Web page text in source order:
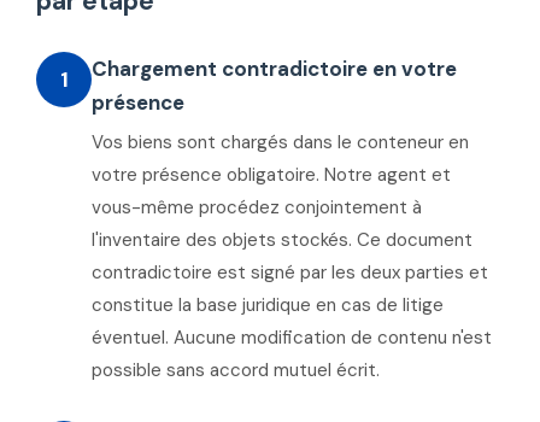
1
Chargement contradictoire en votre
présence
Vos biens sont chargés dans le conteneur en
votre présence obligatoire. Notre agent et
vous-même procédez conjointement à
l'inventaire des objets stockés. Ce document
contradictoire est signé par les deux parties et
constitue la base juridique en cas de litige
éventuel. Aucune modification de contenu n'est
possible sans accord mutuel écrit.